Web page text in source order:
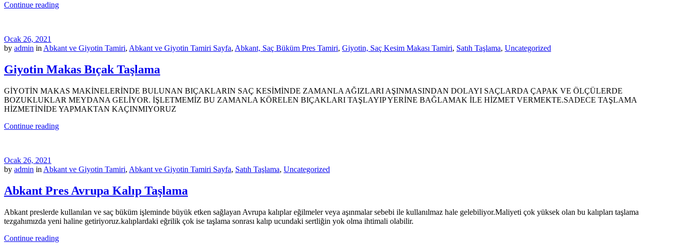
Continue reading
Ocak 26, 2021
by admin in Abkant ve Giyotin Tamiri, Abkant ve Giyotin Tamiri Sayfa, Abkant, Saç Büküm Pres Tamiri, Giyotin, Saç Kesim Makası Tamiri, Satıh Taşlama, Uncategorized
Giyotin Makas Bıçak Taşlama
GİYOTİN MAKAS MAKİNELERİNDE BULUNAN BIÇAKLARIN SAÇ KESİMİNDE ZAMANLA AĞIZLARI AŞINMASINDAN DOLAYI SAÇLARDA ÇAPAK VE ÖLÇÜLERDE
BOZUKLUKLAR MEYDANA GELİYOR. İŞLETMEMİZ BU ZAMANLA KÖRELEN BIÇAKLARI TAŞLAYIP YERİNE BAĞLAMAK İLE HİZMET VERMEKTE.SADECE TAŞLAMA
HİZMETİNİDE YAPMAKTAN KAÇINMIYORUZ
Continue reading
Ocak 26, 2021
by admin in Abkant ve Giyotin Tamiri, Abkant ve Giyotin Tamiri Sayfa, Satıh Taşlama, Uncategorized
Abkant Pres Avrupa Kalıp Taşlama
Abkant preslerde kullanılan ve saç büküm işleminde büyük etken sağlayan Avrupa kalıplar eğilmeler veya aşınmalar sebebi ile kullanılmaz hale gelebiliyor.Maliyeti çok yüksek olan bu kalıpları taşlama
tezgahımızda yeni haline getiriyoruz.kalıplardaki eğrilik çok ise taşlama sonrası kalıp ucundaki sertliğin yok olma ihtimali olabilir.
Continue reading